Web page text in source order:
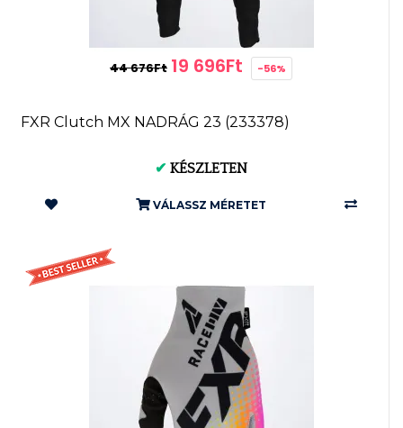
44 676Ft 19 696Ft -56%
FXR Clutch MX NADRÁG 23 (233378)
✔ KÉSZLETEN
VÁLASSZ MÉRETET